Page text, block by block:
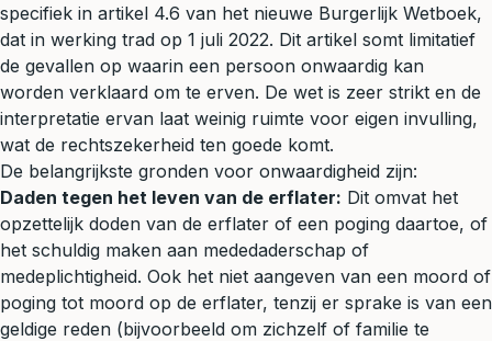
specifiek in artikel 4.6 van het nieuwe Burgerlijk Wetboek,
dat in werking trad op 1 juli 2022. Dit artikel somt limitatief
de gevallen op waarin een persoon onwaardig kan
worden verklaard om te erven. De wet is zeer strikt en de
interpretatie ervan laat weinig ruimte voor eigen invulling,
wat de rechtszekerheid ten goede komt.
De belangrijkste gronden voor onwaardigheid zijn:
Daden tegen het leven van de erflater: Dit omvat het
opzettelijk doden van de erflater of een poging daartoe, of
het schuldig maken aan mededaderschap of
medeplichtigheid. Ook het niet aangeven van een moord of
poging tot moord op de erflater, tenzij er sprake is van een
geldige reden (bijvoorbeeld om zichzelf of familie te